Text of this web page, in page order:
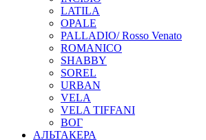
LATILA
OPALE
PALLADIO/ Rosso Venato
ROMANICO
SHABBY
SOREL
URBAN
VELA
VELA TIFFANI
ВОГ
АЛЬТАКЕРА